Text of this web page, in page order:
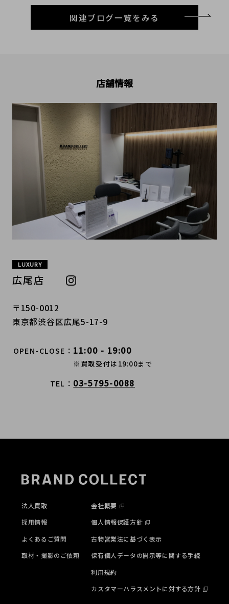
関連ブログ一覧をみる
店舗情報
LUXURY
広尾店
〒150-0012
東京都渋谷区広尾5-17-9
OPEN-CLOSE 11:00 - 19:00
※買取受付は19:00まで
TEL 03-5795-0088
法人買取
採用情報
よくあるご質問
取材・撮影のご依頼
会社概要
個人情報保護方針
古物営業法に基づく表示
保有個人データの開示等に関する手続
利用規約
カスタマーハラスメントに対する方針